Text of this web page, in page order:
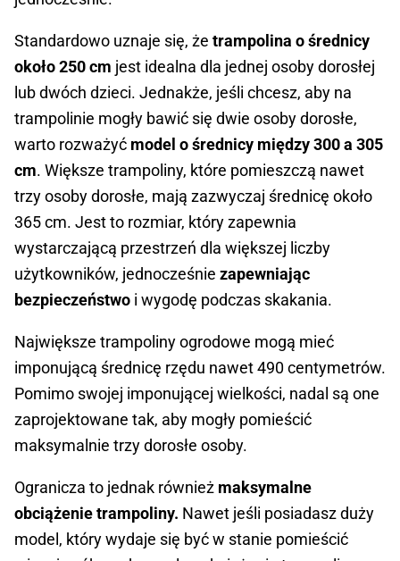
Standardowo uznaje się, że trampolina o średnicy
około 250 cm jest idealna dla jednej osoby dorosłej
lub dwóch dzieci. Jednakże, jeśli chcesz, aby na
trampolinie mogły bawić się dwie osoby dorosłe,
warto rozważyć model o średnicy między 300 a 305
cm. Większe trampoliny, które pomieszczą nawet
trzy osoby dorosłe, mają zazwyczaj średnicę około
365 cm. Jest to rozmiar, który zapewnia
wystarczającą przestrzeń dla większej liczby
użytkowników, jednocześnie zapewniając
bezpieczeństwo i wygodę podczas skakania.
Największe trampoliny ogrodowe mogą mieć
imponującą średnicę rzędu nawet 490 centymetrów.
Pomimo swojej imponującej wielkości, nadal są one
zaprojektowane tak, aby mogły pomieścić
maksymalnie trzy dorosłe osoby.
Ogranicza to jednak również maksymalne
obciążenie trampoliny. Nawet jeśli posiadasz duży
model, który wydaje się być w stanie pomieścić